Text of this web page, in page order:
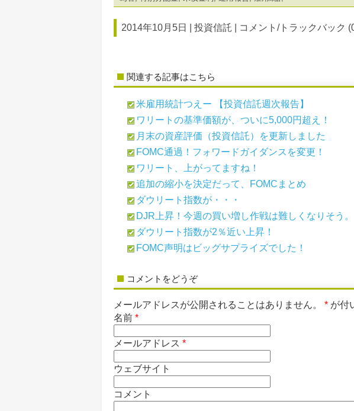
2014年10月5日 | 投資信託 コメント/トラックバック
関連する記事はこちら
米雇用統計つえー 【投資信託週次報告】
ワリートの基準価額が、ついに5,000円超え！
月末の資産評価（投資信託）を更新しました
FOMC通過！フォワードガイダンスを変更！
ワリート、上がってますね！
追加の縮小を決定だって、FOMCまとめ
ダウリート指数が・・・
DJR上昇！今週の買い増し作戦は難しくなりそう。
ダウリート指数が2％近い上昇！
FOMC声明はビッグサプライズでした！
コメントをどうぞ
メールアドレスが公開されることはありません。 * が付
名前 *
メールアドレス *
ウェブサイト
コメント